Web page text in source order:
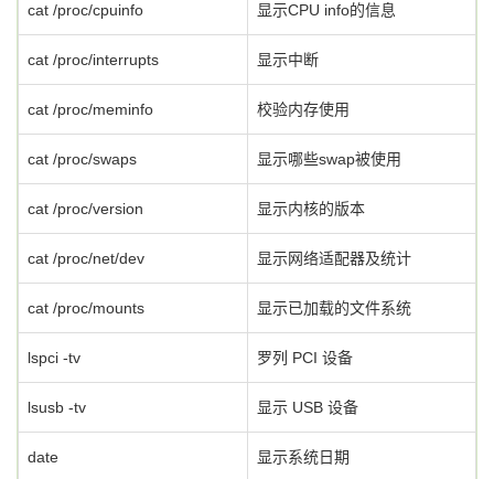
cat /proc/cpuinfo 显示CPU info的信息
cat /proc/interrupts 显示中断
cat /proc/meminfo 校验内存使用
cat /proc/swaps 显示哪些swap被使用
cat /proc/version 显示内核的版本
cat /proc/net/dev 显示网络适配器及统计
cat /proc/mounts 显示已加载的文件系统
lspci -tv 罗列 PCI 设备
lsusb -tv 显示 USB 设备
date 显示系统日期